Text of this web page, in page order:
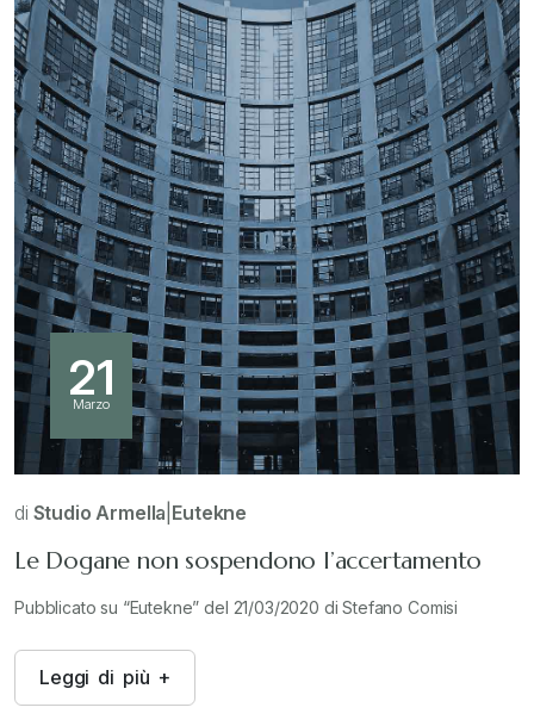
21
Marzo
di Studio Armella Eutekne
Le Dogane non sospendono l’accertamento
Pubblicato su “Eutekne” del 21/03/2020 di Stefano Comisi
Leggi di più +